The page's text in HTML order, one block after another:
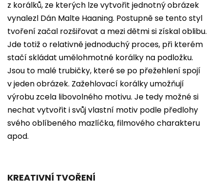
z korálků, ze kterých lze vytvořit jednotný obrázek
vynalezl Dán Malte Haaning. Postupně se tento styl
tvoření začal rozšiřovat a mezi dětmi si získal oblibu.
Jde totiž o relativně jednoduchý proces, při kterém
stačí skládat umělohmotné korálky na podložku.
Jsou to malé trubičky, které se po přežehlení spojí
v jeden obrázek. Zažehlovací korálky umožňují
výrobu zcela libovolného motivu. Je tedy možné si
nechat vytvořit i svůj vlastní motiv podle předlohy
svého oblíbeného mazlíčka, filmového charakteru
apod.
KREATIVNÍ TVOŘENÍ